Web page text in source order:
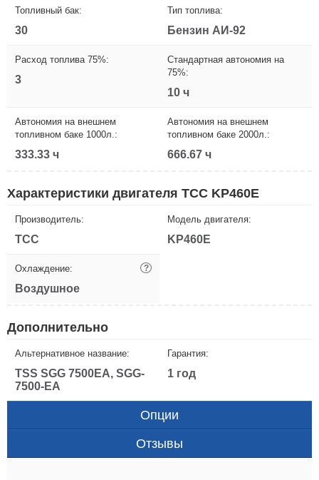
Топливный бак:
30
Тип топлива:
Бензин АИ-92
Расход топлива 75%:
3
Стандартная автономия на
75%:
10 ч
Автономия на внешнем
топливном баке 1000л.:
333.33 ч
Автономия на внешнем
топливном баке 2000л.:
666.67 ч
Характеристики двигателя ТСС KP460E
Производитель:
ТСС
Модель двигателя:
KP460E
Охлаждение: ?
Воздушное
Дополнительно
Альтернативное название:
TSS SGG 7500EA, SGG-
7500-EA
Гарантия:
1 год
Опции
Отзывы